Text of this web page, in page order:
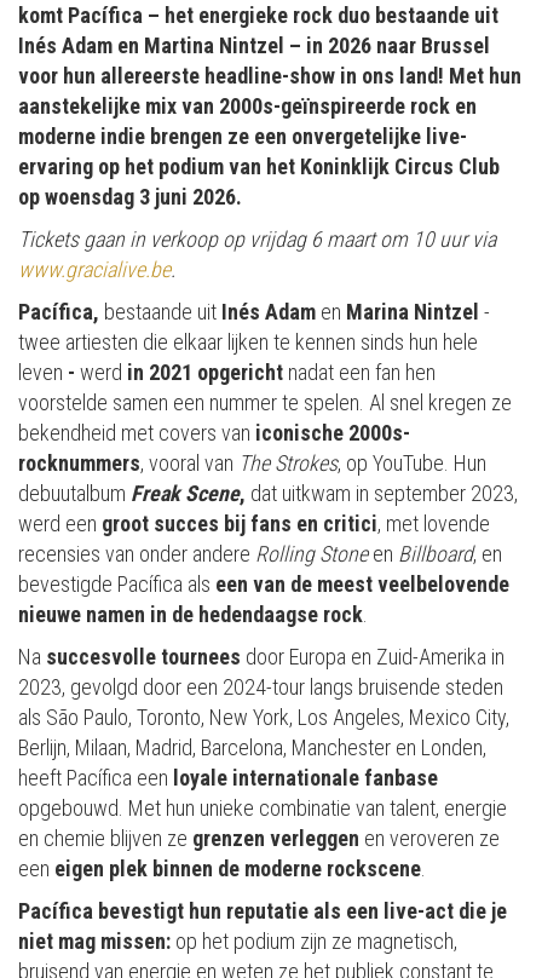
komt Pacífica – het energieke rock duo bestaande uit
Inés Adam en Martina Nintzel – in 2026 naar Brussel
voor hun allereerste headline-show in ons land! Met hun
aanstekelijke mix van 2000s-geïnspireerde rock en
moderne indie brengen ze een onvergetelijke live-
ervaring op het podium van het Koninklijk Circus Club
op woensdag 3 juni 2026.
Tickets gaan in verkoop op vrijdag 6 maart om 10 uur via
www.gracialive.be.
Pacífica, bestaande uit Inés Adam en Marina Nintzel -
twee artiesten die elkaar lijken te kennen sinds hun hele
leven - werd in 2021 opgericht nadat een fan hen
voorstelde samen een nummer te spelen. Al snel kregen ze
bekendheid met covers van iconische 2000s-
rocknummers, vooral van The Strokes, op YouTube. Hun
debuutalbum Freak Scene, dat uitkwam in september 2023,
werd een groot succes bij fans en critici, met lovende
recensies van onder andere Rolling Stoneen Billboard, en
bevestigde Pacífica als een van de meest veelbelovende
nieuwe namen in de hedendaagse rock.
Na succesvolle tournees door Europa en Zuid-Amerika in
2023, gevolgd door een 2024-tour langs bruisende steden
als São Paulo, Toronto, New York, Los Angeles, Mexico City,
Berlijn, Milaan, Madrid, Barcelona, Manchester en Londen,
heeft Pacífica een loyale internationale fanbase
opgebouwd. Met hun unieke combinatie van talent, energie
en chemie blijven ze grenzen verleggen en veroveren ze
een eigen plek binnen de moderne rockscene.
Pacífica bevestigt hun reputatie als een live-act die je
niet mag missen: op het podium zijn ze magnetisch,
bruisend van energie en weten ze het publiek constant te